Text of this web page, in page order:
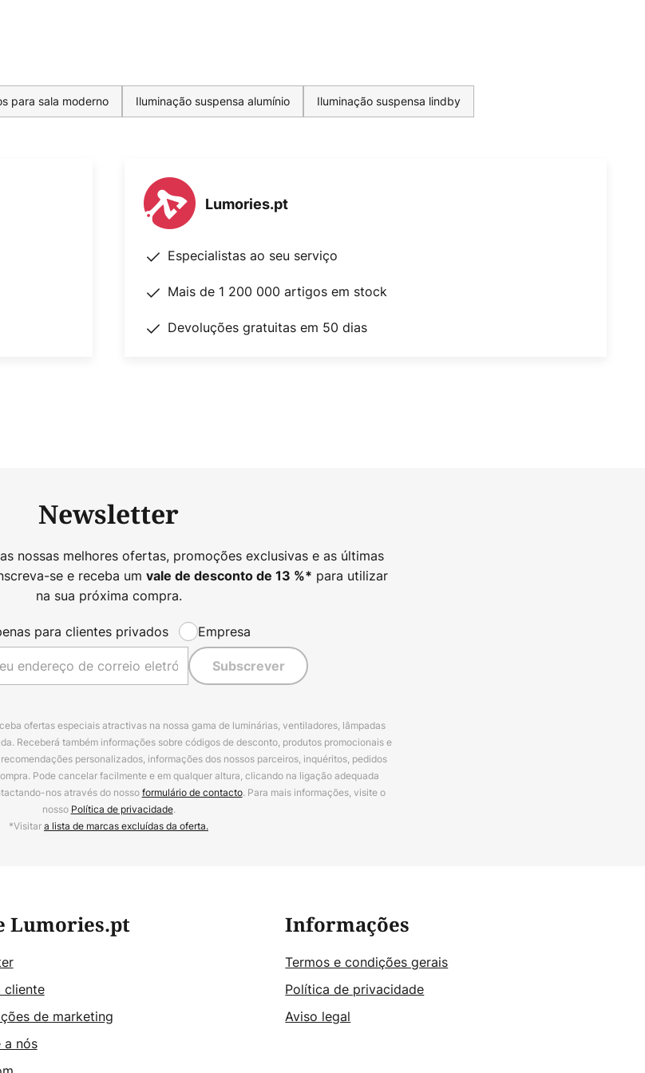
para sala moderno Iluminação suspensa alumínio Iluminação suspensa lindby
Lumories.pt
Especialistas ao seu serviço
Mais de 1 200 000 artigos em stock
Devoluções gratuitas em 50 dias
Newsletter
nossas melhores ofertas, promoções exclusivas e as últimas
se e receba um vale de desconto de 13 %* para utilizar
na sua próxima compra.
para clientes privados Empresa
Subscrever
ofertas especiais atractivas na nossa gama de luminárias, ventiladores, lâmpadas
Receberá também informações sobre códigos de desconto, produtos promocionais e
personalizados, informações dos nossos parceiros, inquéritos, pedidos
Pode cancelar facilmente e em qualquer altura, clicando na ligação adequada
nos através do nossoformulário de contacto. Para mais informações, visite o
nosso Política de privacidade.
*Visitara lista de marcas excluídas da oferta.
Lumories.pt
cliente
de marketing
a nós
Informações
Termos e condições gerais
Política de privacidade
Aviso legal